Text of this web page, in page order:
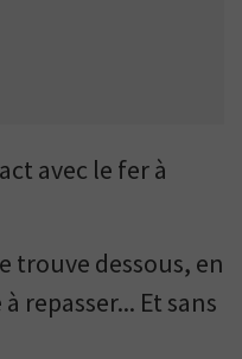
avec le fer à
trouve dessous, en
repasser... Et sans